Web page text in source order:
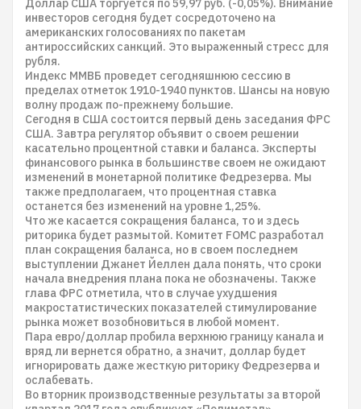
Доллар США торгуется по 59,97 руб. (-0,05%). Внимание
инвесторов сегодня будет сосредоточено на
американских голосованиях по пакетам
антироссийских санкций. Это выраженный стресс для
рубля.
Индекс ММВБ проведет сегодняшнюю сессию в
пределах отметок 1910-1940 пунктов. Шансы на новую
волну продаж по-прежнему большие.
Сегодня в США состоится первый день заседания ФРС
США. Завтра регулятор объявит о своем решении
касательно процентной ставки и баланса. Эксперты
финансового рынка в большинстве своем не ожидают
изменений в монетарной политике Федрезерва. Мы
также предполагаем, что процентная ставка
останется без изменений на уровне 1,25%.
Что же касается сокращения баланса, то и здесь
риторика будет размытой. Комитет FOMC разработал
план сокращения баланса, но в своем последнем
выступлении Джанет Йеллен дала понять, что сроки
начала внедрения плана пока не обозначены. Также
глава ФРС отметила, что в случае ухудшения
макростатистических показателей стимулирование
рынка может возобновиться в любой момент.
Пара евро/доллар пробила верхнюю границу канала и
вряд ли вернется обратно, а значит, доллар будет
игнорировать даже жесткую риторику Федрезерва и
ослабевать.
Во вторник производственные результаты за второй